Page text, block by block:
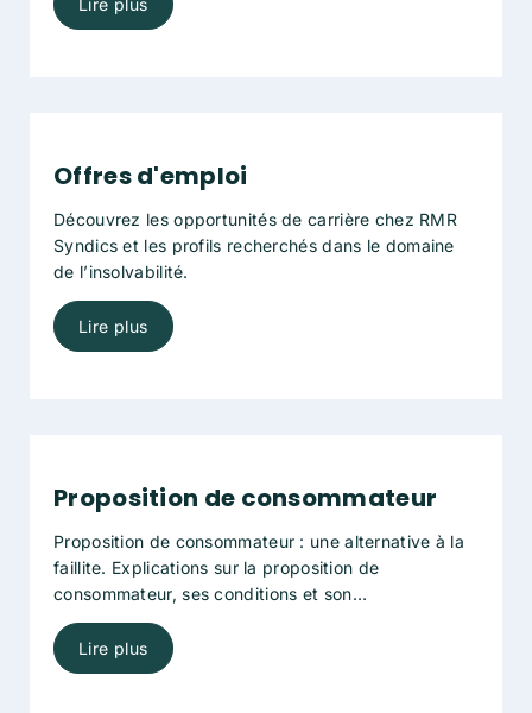
Lire plus
Offres d'emploi
Découvrez les opportunités de carrière chez RMR
Syndics et les profils recherchés dans le domaine
de l’insolvabilité.
Lire plus
Proposition de consommateur
Proposition de consommateur : une alternative à la
faillite. Explications sur la proposition de
consommateur, ses conditions et son
fonctionnement.
Lire plus